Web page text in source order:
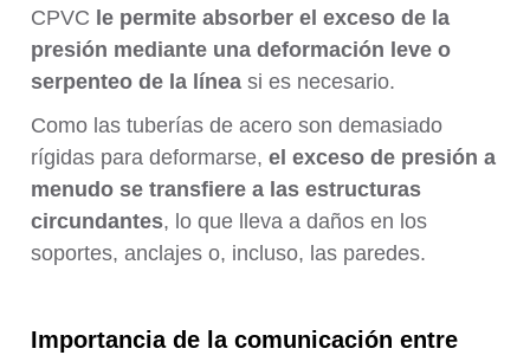
CPVC le permite absorber el exceso de la
presión mediante una deformación leve o
serpenteo de la líneasi es necesario.
Como las tuberías de acero son demasiado
rígidas para deformarse, el exceso de presión a
menudo se transfiere a las estructuras
circundantes, lo que lleva a daños en los
soportes, anclajes o, incluso, las paredes.
Importancia de la comunicación entre